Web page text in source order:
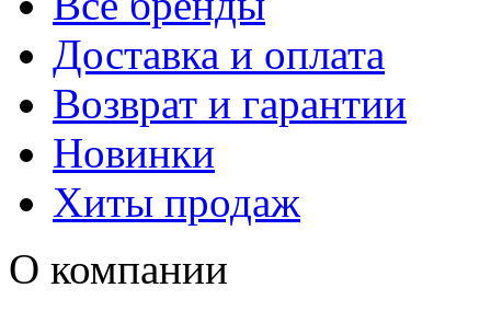
Доставка и оплата
Возврат и гарантии
Новинки
Хиты продаж
О компании